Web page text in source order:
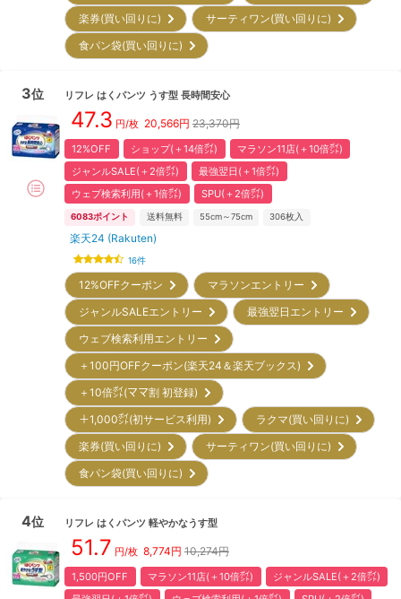
楽券(買い回りに)
サーティワン(買い回りに)
食パン袋(買い回りに)
3位 リフレ はくパンツ うす型 長時間安心
47.3 円/枚 20,566円 23,370円
12%OFF ショップ(＋14倍㌽)
マラソン11店(＋10倍㌽)
ジャンルSALE(＋2倍㌽)
最強翌日(＋1倍㌽)
ウェブ検索利用(＋1倍㌽)
SPU(＋2倍㌽)
6083ポイント 送料無料 55cm～75cm 306枚入
楽天24 (Rakuten)
16件
12%OFFクーポン
マラソンエントリー
ジャンルSALEエントリー
最強翌日エントリー
ウェブ検索利用エントリー
＋100円OFFクーポン(楽天24＆楽天ブックス)
＋10倍㌽(ママ割 初登録)
＋1,000㌽(初サービス利用)
ラクマ(買い回りに)
楽券(買い回りに)
サーティワン(買い回りに)
食パン袋(買い回りに)
4位 リフレ はくパンツ 軽やかなうす型
51.7 円/枚 8,774円 10,274円
1,500円OFF マラソン11店(＋10倍㌽)
ジャンルSALE(＋2倍㌽)